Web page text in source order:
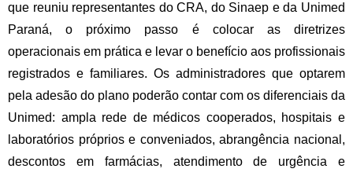
que reuniu representantes do CRA, do Sinaep e da Unimed
Paraná, o próximo passo é colocar as diretrizes
operacionais em prática e levar o benefício aos profissionais
registrados e familiares. Os administradores que optarem
pela adesão do plano poderão contar com os diferenciais da
Unimed: ampla rede de médicos cooperados, hospitais e
laboratórios próprios e conveniados, abrangência nacional,
descontos em farmácias, atendimento de urgência e